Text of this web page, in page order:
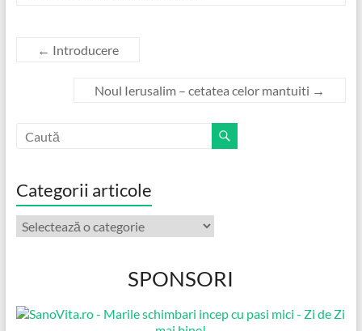
← Introducere
Noul Ierusalim – cetatea celor mantuiti →
Categorii articole
Categorii
articole
SPONSORI